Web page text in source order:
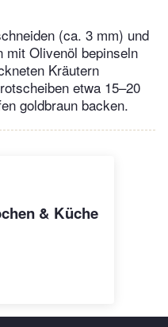
(ca. 3 mm) und
mit Olivenöl bepinseln
Kräutern
etwa 15–20
goldbraun backen.
& Küche